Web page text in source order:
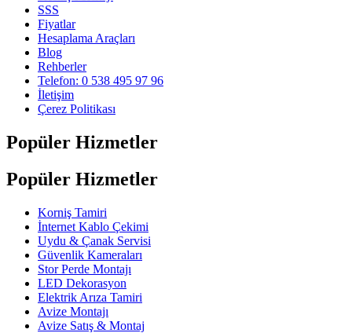
SSS
Fiyatlar
Hesaplama Araçları
Blog
Rehberler
Telefon: 0 538 495 97 96
İletişim
Çerez Politikası
Popüler Hizmetler
Popüler Hizmetler
Korniş Tamiri
İnternet Kablo Çekimi
Uydu & Çanak Servisi
Güvenlik Kameraları
Stor Perde Montajı
LED Dekorasyon
Elektrik Arıza Tamiri
Avize Montajı
Avize Satış & Montaj